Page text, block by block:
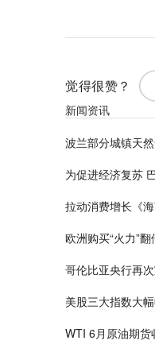
觉得很赞？
新闻资讯
波兰部分城镇天
为促进经济复苏
拉动消费增长《
欧洲购买“火力”
哥伦比亚央行再
美股三大指数大
WTI 6月原油期货